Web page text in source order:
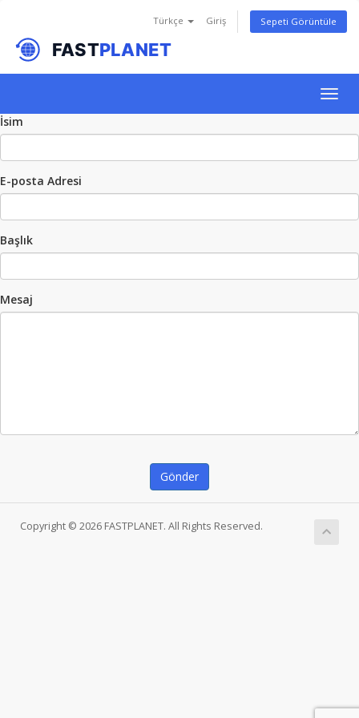
Türkçe Giriş Sepeti Görüntüle
İsim
E-posta Adresi
Başlık
Mesaj
Gönder
Copyright © 2026 FASTPLANET. All Rights Reserved.